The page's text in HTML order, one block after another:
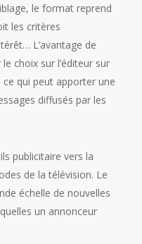
le format reprend
les critères
L’avantage de
choix sur l’éditeur sur
qui peut apporter une
diffusés par les
publicitaire vers la
de la télévision. Le
échelle de nouvelles
un annonceur